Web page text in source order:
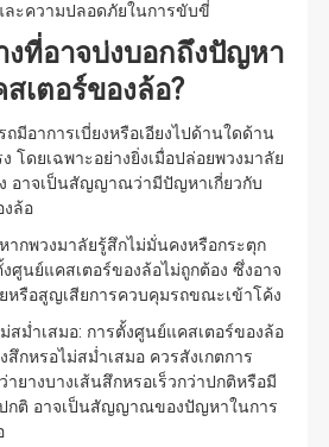
ละความปลอดภัยในการขับขี่
ที่อาจบ่งบอกถึงปัญหา
เตอร์ของล้อ?
มีอาการเบี่ยงหรือเอียงไปด้านใดด้าน
โดยเฉพาะอย่างยิ่งเมื่อปล่อยพวงมาลัย
ง อาจเป็นสัญญาณว่ามีปัญหาเกี่ยวกับ
งล้อ
กพวงมาลัยรู้สึกไม่มั่นคงหรือกระตุก
ศูนย์แคสเตอร์ของล้อไม่ถูกต้อง ซึ่งอาจ
หรือสูญเสียการควบคุมรถขณะเข้าโค้ง
สม่ำเสมอ: การตั้งศูนย์แคสเตอร์ของล้อ
สึกหรอไม่สม่ำเสมอ ควรสังเกตการ
ยางบางเส้นสึกหรอเร็วกว่าปกติหรือมี
กติ อาจเป็นสัญญาณของปัญหาในการ